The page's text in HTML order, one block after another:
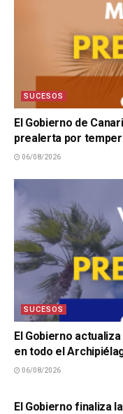
SUCESOS
El Gobierno de
prealerta por
06/08/2026
SUCESOS
El Gobierno
en todo el
06/08/2026
El Gobierno finaliza